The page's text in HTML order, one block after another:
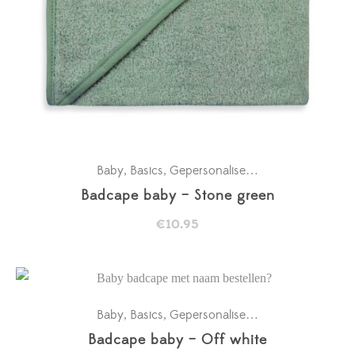
Baby, Basics, Gepersonaliseerde badcapes
Badcape baby – Stone green
€10.95
Baby, Basics, Gepersonaliseerde badcapes
Badcape baby – Off white